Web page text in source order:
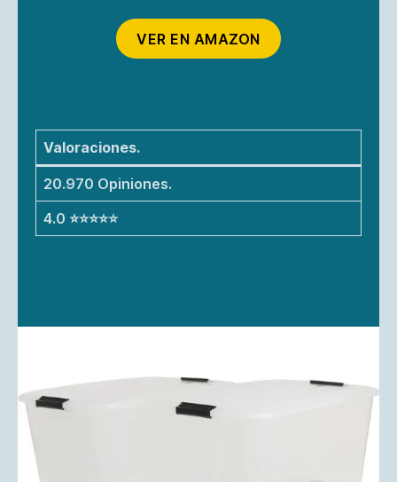
VER EN AMAZON
Valoraciones.
20.970 Opiniones.
4.0 ⭐⭐⭐⭐⭐